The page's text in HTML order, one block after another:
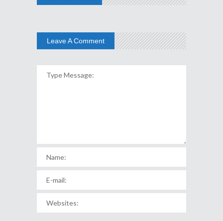
Leave A Comment